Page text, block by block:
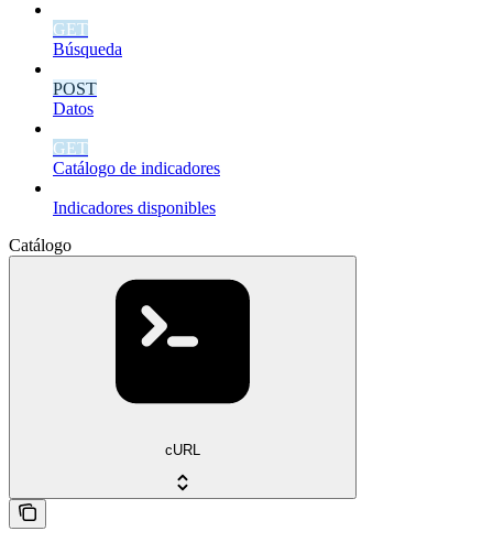
GET
Búsqueda
POST
Datos
GET
Catálogo de indicadores
Indicadores disponibles
Catálogo
cURL